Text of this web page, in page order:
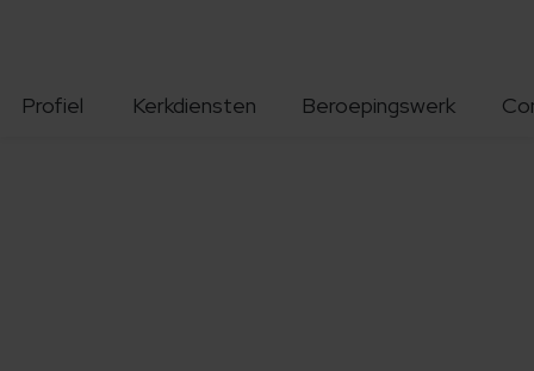
Profiel Kerkdiensten Beroepingswerk